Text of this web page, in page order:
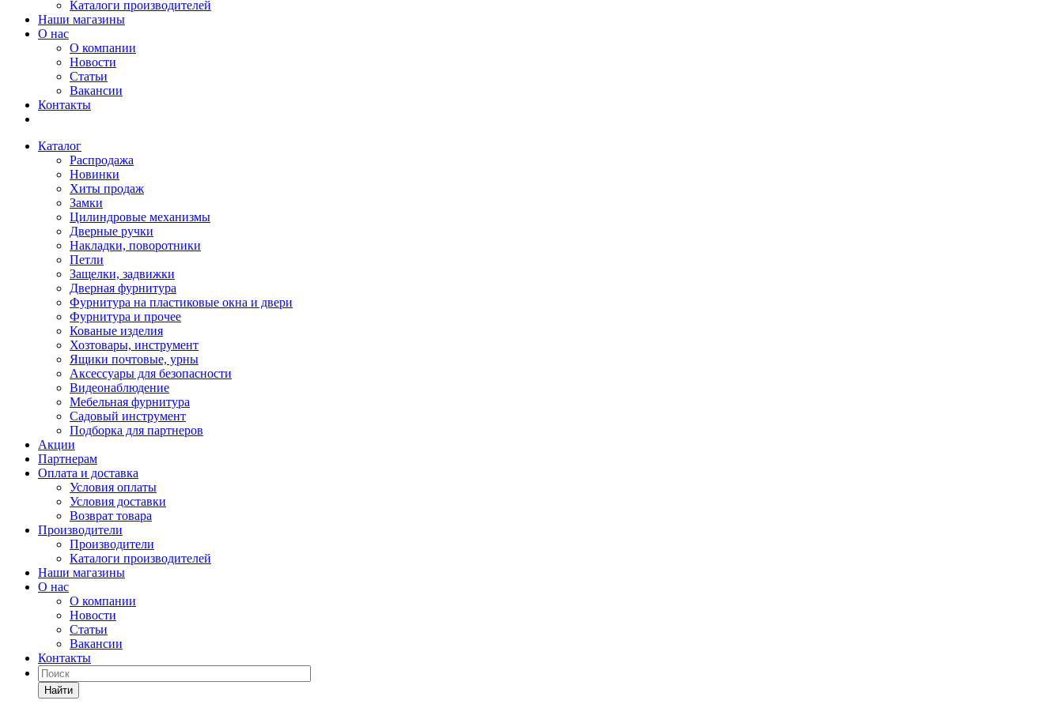
Каталоги производителей
Наши магазины
О нас
О компании
Новости
Статьи
Вакансии
Контакты
Каталог
Распродажа
Новинки
Хиты продаж
Замки
Цилиндровые механизмы
Дверные ручки
Накладки, поворотники
Петли
Защелки, задвижки
Дверная фурнитура
Фурнитура на пластиковые окна и двери
Фурнитура и прочее
Кованые изделия
Хозтовары, инструмент
Ящики почтовые, урны
Аксессуары для безопасности
Видеонаблюдение
Мебельная фурнитура
Садовый инструмент
Подборка для партнеров
Акции
Партнерам
Оплата и доставка
Условия оплаты
Условия доставки
Возврат товара
Производители
Производители
Каталоги производителей
Наши магазины
О нас
О компании
Новости
Статьи
Вакансии
Контакты
Найти